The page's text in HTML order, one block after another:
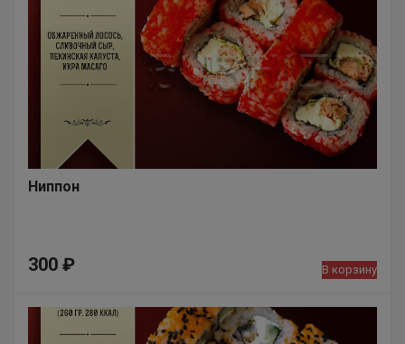
Ниппон
300 ₽ В корзину